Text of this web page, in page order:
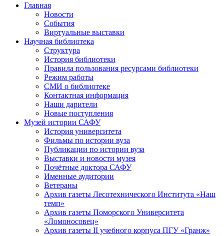
Главная
Новости
События
Виртуальные выставки
Научная библиотека
Структура
История библиотеки
Правила пользования ресурсами библиотеки
Режим работы
СМИ о библиотеке
Контактная информация
Наши дарители
Новые поступления
Музей истории САФУ
История университета
Фильмы по истории вуза
Публикации по истории вуза
Выставки и новости музея
Почётные доктора САФУ
Именные аудитории
Ветераны
Архив газеты Лесотехнического Института «Наш
темп»
Архив газеты Поморского Университета
«Ломоносовец»
Архив газеты II учебного корпуса ПГУ «Гранж»